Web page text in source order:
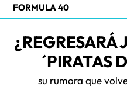
FORMULA 40
¿REGRESARÁ
´PIRATAS
su rumora que